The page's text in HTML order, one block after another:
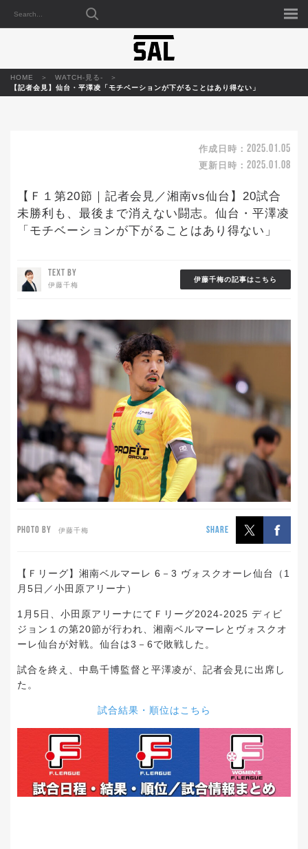
HOME
WATCH-見る-
【記者会見】仙台・平澤凌「モチベーションが下がることはあり得ない」
作成日時： 2025.01.05
更新日時： 2025.01.08
【Ｆ１第20節｜記者会見／湘南vs仙台】20試合
未勝利も、最後まで消えない闘志。仙台・平澤凌
「モチベーションが下がることはあり得ない」
TEXT BY
伊藤千梅
伊藤千梅の記事はこちら
PHOTO BY 伊藤千梅 SHARE
【Ｆリーグ】湘南ベルマーレ 6－3 ヴォスクオーレ仙台（1
月5日／小田原アリーナ）
1月5日、小田原アリーナにてＦリーグ2024-2025 ディビ
ジョン１の第20節が行われ、湘南ベルマーレとヴォスクオ
ーレ仙台が対戦。仙台は3－6で敗戦した。
試合を終え、中島千博監督と平澤凌が、記者会見に出席し
た。
試合結果・順位はこちら